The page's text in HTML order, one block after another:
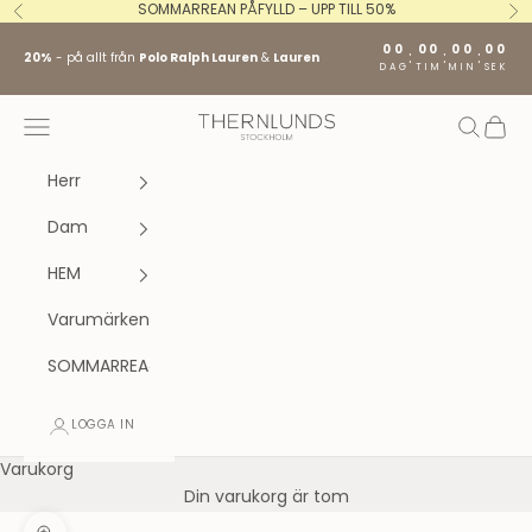
Hoppa till innehållet
Föregående SOMMARREAN PÅFYLLD – UPP TILL 50%
20% - på allt från Polo Ralph Lauren & Lauren
00
DAG : 00
TIM : 00
MIN : 00
SEK
Stockholm fashion agency AB
Öppna navigeringsmenyn Öppna
Herr
Dam
HEM
Varumärken
SOMMARREA
LOGGA IN
Varukorg
Din varukorg är tom